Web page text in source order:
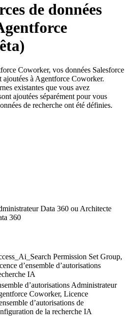
de données
Coworker, vos données Salesforce
à Agentforce Coworker.
existantes que vous avez
ajoutées séparément pour vous
de recherche ont été définies.
Data 360 ou Architecte
360
Permission Set Group,
d’ensemble d’autorisations
IA
d’autorisations Administrateur
Coworker, Licence
d’autorisations de
de la recherche IA